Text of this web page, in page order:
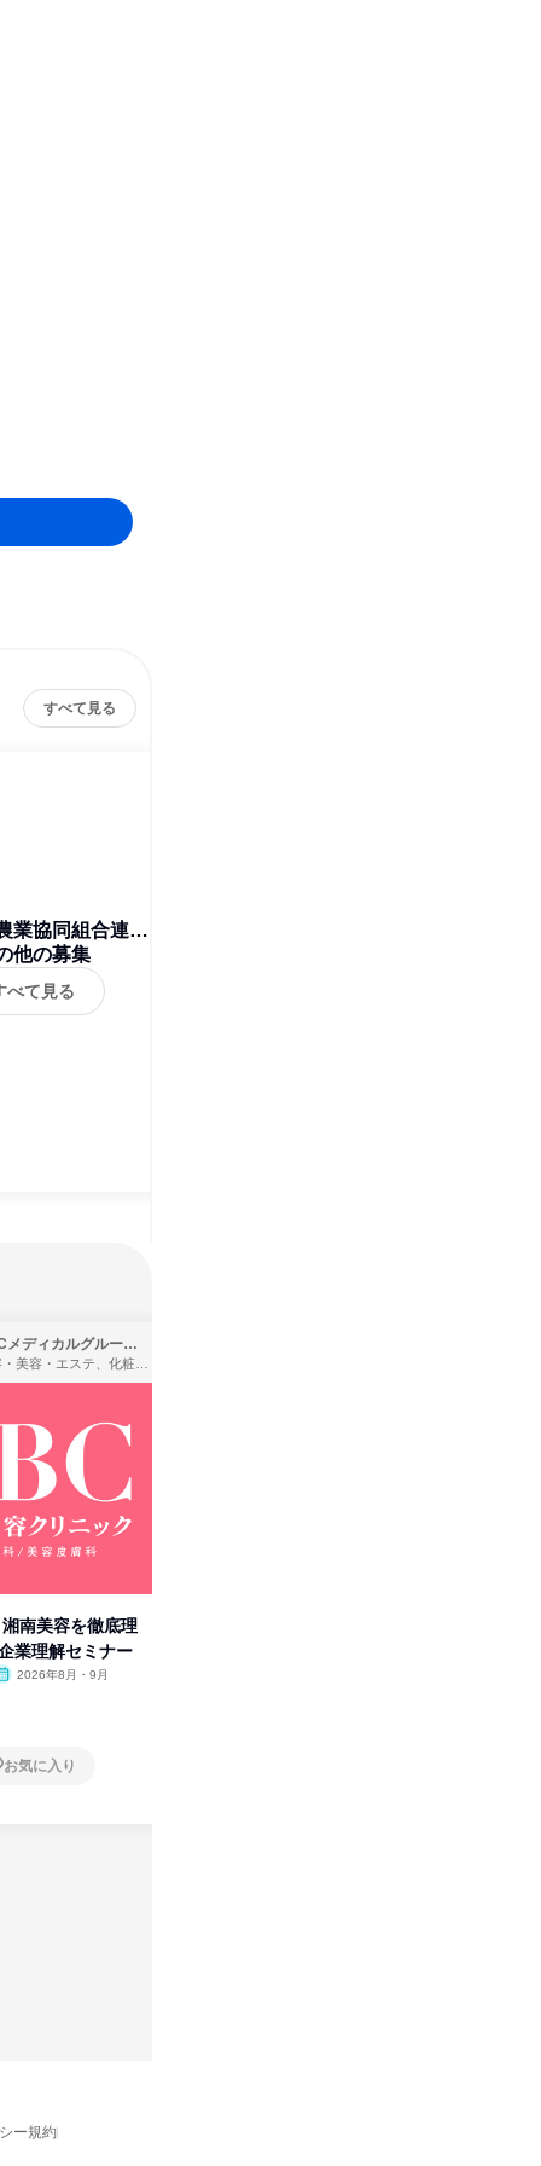
すべて見る
業協同組合連合
城県本部
他の募集
べて見る
SBCメディカルグループ株式会社
理容・美容・エステ、化粧品・理美容用品小売、医療・病院
湘南美容を徹底理
業理解セミナー
2026年8月・9月
お気に入り
ー規約